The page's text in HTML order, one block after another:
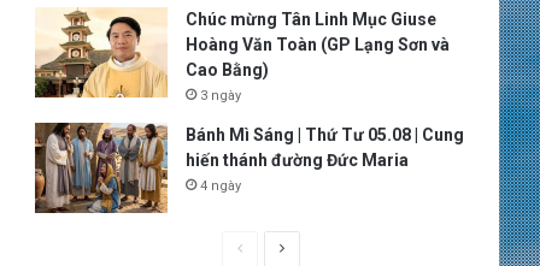
Chúc mừng Tân Linh Mục Giuse
Hoàng Văn Toàn (GP Lạng Sơn và
Cao Bằng)
3 ngày
Bánh Mì Sáng | Thứ Tư 05.08 | Cung
hiến thánh đường Đức Maria
4 ngày